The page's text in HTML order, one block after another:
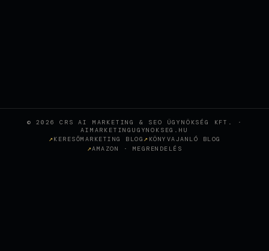
© 2026 CRS AI MARKETING & SEO ÜGYNÖKSÉG KFT. ·
AIMARKETINGUGYNOKSEG.HU
KERESŐMARKETING BLOG
KÖNYVAJANLÓ BLOG
AMAZON · MEGRENDELÉS